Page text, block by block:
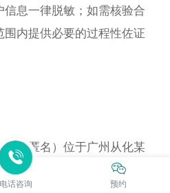
息一律脱敏；如需核验合
内提供必要的过程性佐证
客户匿名）位于广州从化某
产业集聚片区，员工规模约
电话咨询 预约